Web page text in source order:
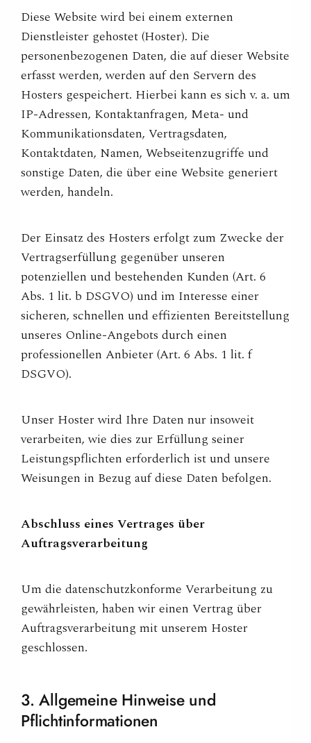
Diese Website wird bei einem externen
Dienstleister gehostet (Hoster). Die
personenbezogenen Daten, die auf dieser Website
erfasst werden, werden auf den Servern des
Hosters gespeichert. Hierbei kann es sich v. a. um
IP-Adressen, Kontaktanfragen, Meta- und
Kommunikationsdaten, Vertragsdaten,
Kontaktdaten, Namen, Webseitenzugriffe und
sonstige Daten, die über eine Website generiert
werden, handeln.
Der Einsatz des Hosters erfolgt zum Zwecke der
Vertragserfüllung gegenüber unseren
potenziellen und bestehenden Kunden (Art. 6
Abs. 1 lit. b DSGVO) und im Interesse einer
sicheren, schnellen und effizienten Bereitstellung
unseres Online-Angebots durch einen
professionellen Anbieter (Art. 6 Abs. 1 lit. f
DSGVO).
Unser Hoster wird Ihre Daten nur insoweit
verarbeiten, wie dies zur Erfüllung seiner
Leistungspflichten erforderlich ist und unsere
Weisungen in Bezug auf diese Daten befolgen.
Abschluss eines Vertrages über
Auftragsverarbeitung
Um die datenschutzkonforme Verarbeitung zu
gewährleisten, haben wir einen Vertrag über
Auftragsverarbeitung mit unserem Hoster
geschlossen.
3. Allgemeine Hinweise und
Pflichtinformationen